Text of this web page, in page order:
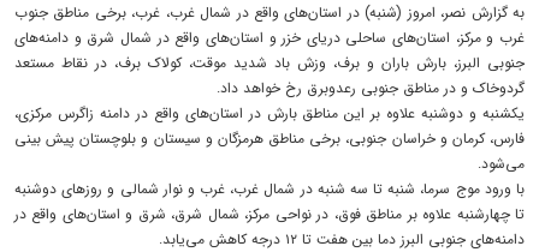
به گزارش نصر، امروز (شنبه) در استان‌های واقع در شمال غرب، غرب، برخی مناطق جنوب
غرب و مرکز، استان‌های ساحلی دریای خزر و استان‌های واقع در شمال شرق و دامنه‌های
جنوبی البرز، بارش باران و برف، وزش باد شدید موقت، کولاک برف، در نقاط مستعد
گردوخاک و در مناطق جنوبی رعدوبرق رخ خواهد داد.
یکشنبه و دوشنبه علاوه بر این مناطق بارش در استان‌های واقع در دامنه زاگرس مرکزی،
فارس، کرمان و خراسان جنوبی، برخی مناطق هرمزگان و سیستان و بلوچستان پیش بینی
می‌شود.
با ورود موج سرما، شنبه تا سه شنبه در شمال غرب، غرب و نوار شمالی و روزهای دوشنبه
تا چهارشنبه علاوه بر مناطق فوق، در نواحی مرکز، شمال شرق، شرق و استان‌های واقع در
دامنه‌های جنوبی البرز دما بین هفت تا ۱۲ درجه کاهش می‌یابد.